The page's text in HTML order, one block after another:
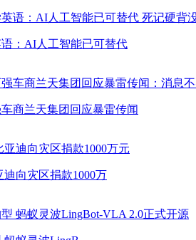
：AI人工智能已可替代
商兰天集团回应暴雷传闻
向灾区捐款1000万